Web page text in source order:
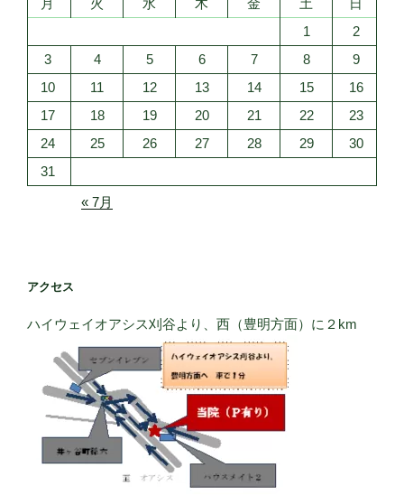
1
2
3
4 5 6 7 8
9
10
11 12 13 14 15
16
17
18 19 20 21 22
23
24
25 26 27 28 29
30
31
« 7月
アクセス
ハイウェイオアシス刈谷より、西（豊明方面）に２km